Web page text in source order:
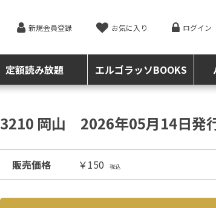
新規会員登録 お気に入り ログイン
定額読み放題 エルゴラッソBOOKS
3210 岡山 2026年05月14日発
販売価格 ￥150 税込